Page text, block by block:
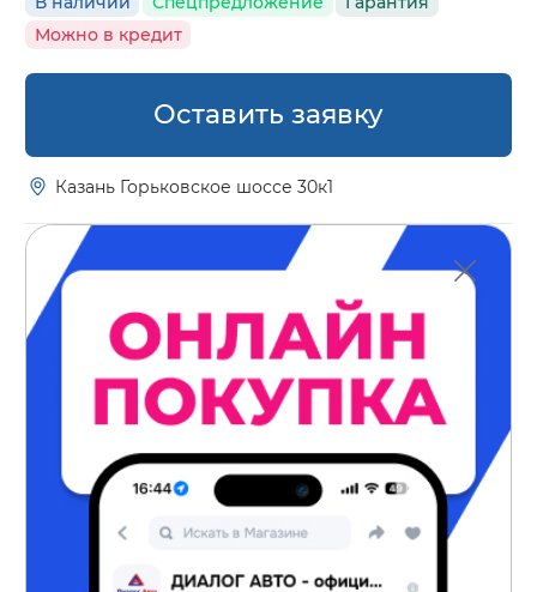
Можно в кредит
Оставить заявку
Казань Горьковское шоссе 30к1